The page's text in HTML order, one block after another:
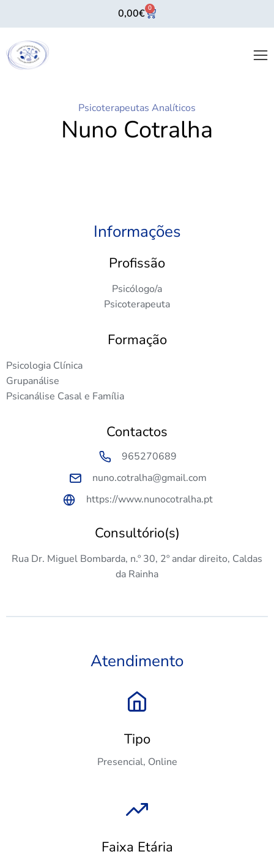
0,00€ 0
Psicoterapeutas Analíticos
Nuno Cotralha
Informações
Profissão
Psicólogo/a
Psicoterapeuta
Formação
Psicologia Clínica
Grupanálise
Psicanálise Casal e Família
Contactos
965270689
nuno.cotralha@gmail.com
https://www.nunocotralha.pt
Consultório(s)
Rua Dr. Miguel Bombarda, n.º 30, 2º andar direito, Caldas
da Rainha
Atendimento
Tipo
Presencial, Online
Faixa Etária